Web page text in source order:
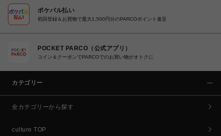
ポケパル払い
初回登録＆お買物で最大1,500円分のPARCOポイント進呈
POCKET PARCO（公式アプリ）
コイン＆クーポンでPARCOでのお買い物がオトクに
カテゴリー
全カテゴリーから探す
culture TOP